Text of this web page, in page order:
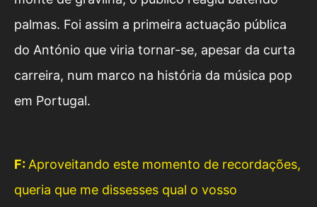
palmas. Foi assim a primeira actuação pública
do António que viria tornar-se, apesar da curta
carreira, num marco na história da música pop
em Portugal.
F: Aproveitando este momento de recordações,
queria que me dissesses qual o vosso